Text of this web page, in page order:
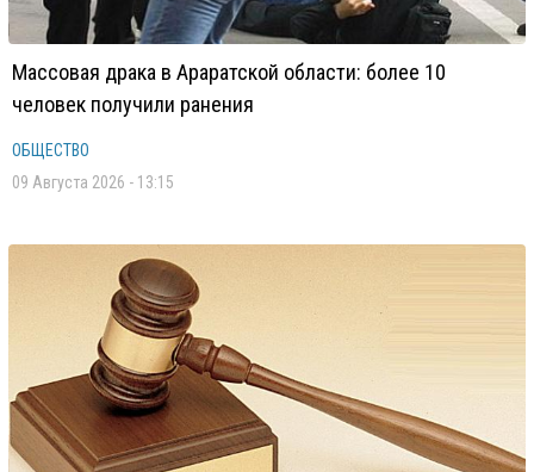
Массовая драка в Араратской области: более 10
человек получили ранения
ОБЩЕСТВО
09 Августа 2026 - 13:15